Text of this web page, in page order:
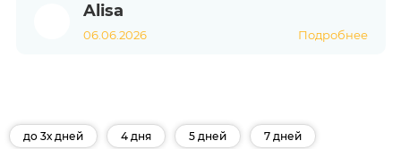
Alisa
06.06.2026 Подробнее
до 3х дней 4 дня 5 дней 7 дней